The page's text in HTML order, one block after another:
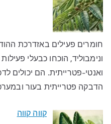
חומרים פעילים באזדרכת
ונימבוליד, הוכחו כבעלי
ואנטי-פטרייתית. הם יכולים
הדבקה פטרייתית בעור
קווה קווה